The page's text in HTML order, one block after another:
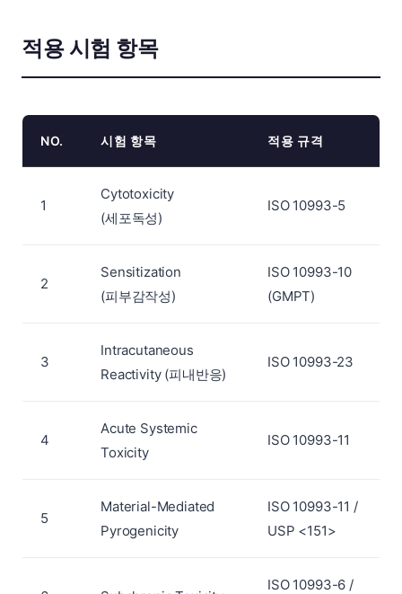
적용 시험 항목
NO. 시험 항목 적용 규격
1
Cytotoxicity
(세포독성)
ISO 10993-5
2
Sensitization
(피부감작성)
ISO 10993-10
(GMPT)
3
Intracutaneous
Reactivity (피내반응)
ISO 10993-23
4
Acute Systemic
Toxicity
ISO 10993-11
5
Material-Mediated
Pyrogenicity
ISO 10993-11 /
USP <151>
ISO 10993-6 /